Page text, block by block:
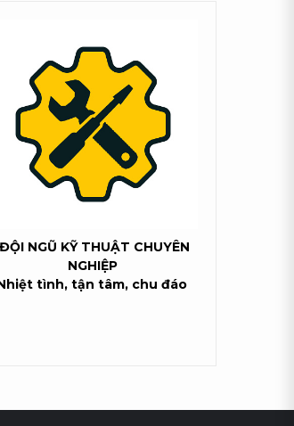
ĐỘI NGŨ KỸ THUẬT CHUYÊN
NGHIỆP
tình, tận tâm, chu đáo